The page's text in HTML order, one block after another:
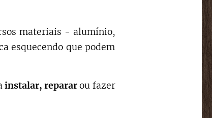
materiais - alumínio,
esquecendo que podem
instalar, repararou fazer